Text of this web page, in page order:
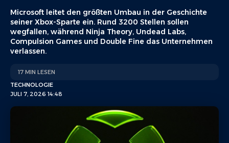
Microsoft leitet den größten Umbau in der Geschichte
seiner Xbox-Sparte ein. Rund 3200 Stellen sollen
wegfallen, während Ninja Theory, Undead Labs,
Compulsion Games und Double Fine das Unternehmen
verlassen.
JULI 7, 2026 14:48
TECHNOLOGIE
17 MIN LESEN